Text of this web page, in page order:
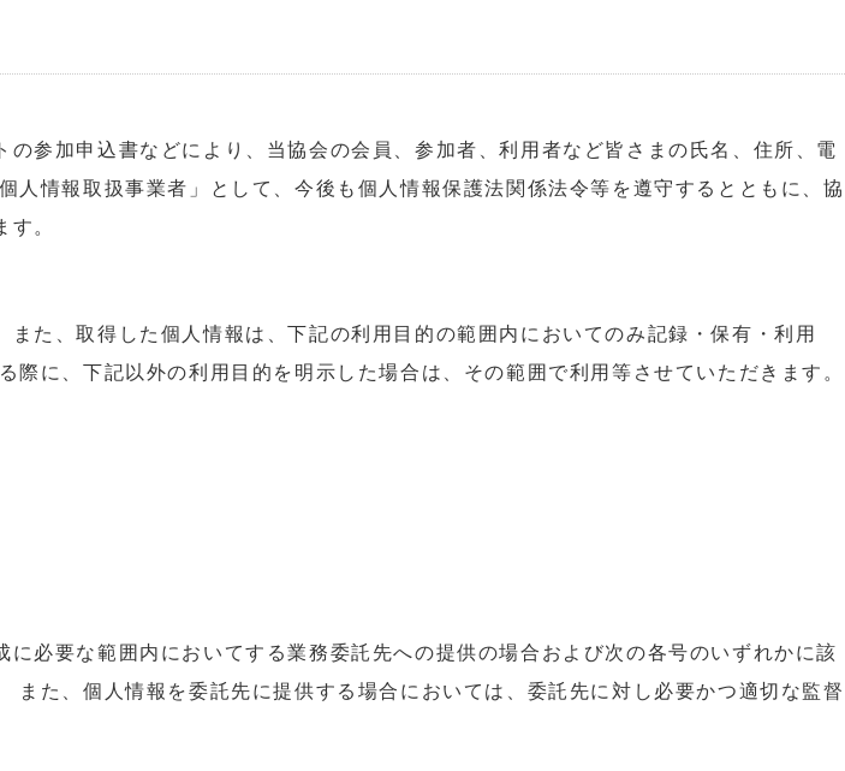
参加申込書などにより、当協会の会員、参加者、利用者など皆さまの氏名、住所、電
情報取扱事業者」として、今後も個人情報保護法関係法令等を遵守するとともに、協
。
た、取得した個人情報は、下記の利用目的の範囲内においてのみ記録・保有・利用
に、下記以外の利用目的を明示した場合は、その範囲で利用等させていただきます。
必要な範囲内においてする業務委託先への提供の場合および次の各号のいずれかに該
た、個人情報を委託先に提供する場合においては、委託先に対し必要かつ適切な監督